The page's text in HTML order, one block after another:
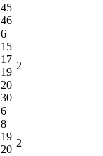
45
46
6
15
17
19
20
30
2
6
8
19
20
2